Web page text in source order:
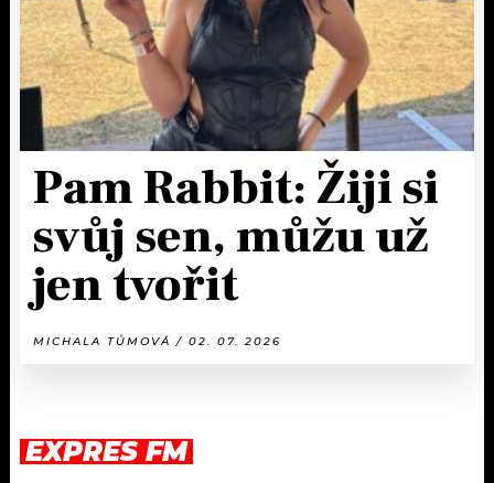
Pam Rabbit: Žiji si
svůj sen, můžu už
jen tvořit
MICHALA TŮMOVÁ / 02. 07. 2026
EXPRES FM